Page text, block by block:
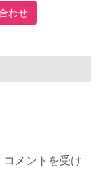
わせ
コメントを受け